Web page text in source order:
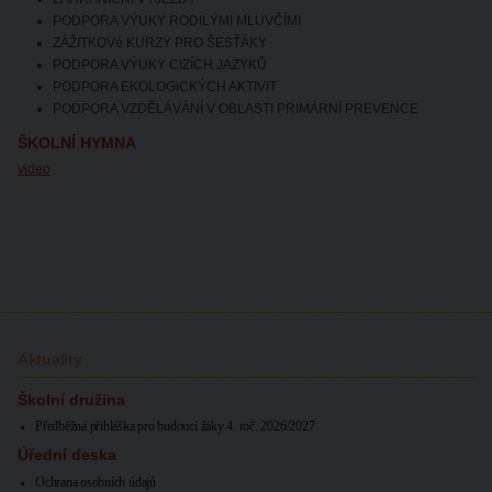
PODPORA VÝUKY RODILÝMI MLUVČÍMI
ZÁŽITKOVé KURZY PRO ŠESŤÁKY
PODPORA VÝUKY CIZÍCH JAZYKŮ
PODPORA EKOLOGICKÝCH AKTIVIT
PODPORA VZDĚLÁVÁNÍ V OBLASTI PRIMÁRNÍ PREVENCE
ŠKOLNÍ HYMNA
video
Aktuality
Školní družina
Předběžná přihláška pro budoucí žáky 4. roč. 2026/2027
Úřední deska
Ochrana osobních údajů